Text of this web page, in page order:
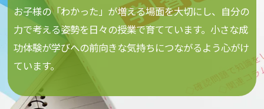
お子様の「わかった」が増える場面を大切にし、自分の
力で考える姿勢を日々の授業で育てています。小さな成
功体験が学びへの前向きな気持ちにつながるよう心がけ
ています。